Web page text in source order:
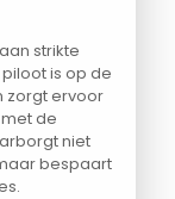
strikte
is op de
zorgt ervoor
de
niet
bespaart